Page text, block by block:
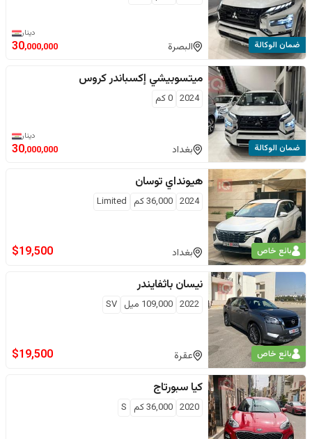
ضمان الوكالة البصرة
دينار
30,000,000
ضمان الوكالة
ميتسوبيشي إكسباندر كروس
2024
0كم
بغداد
دينار
30,000,000
بائع خاص
هيونداي توسان
2024
36,000كم Limited
بغداد $19,500
بائع خاص
نيسان باثفايندر
2022
109,000 ميل SV
عقرة $19,500
كيا سبورتاج
2020
36,000كم S